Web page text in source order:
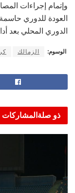
وإتمام إجراءات
العودة للدوري
الدوري المحلي بعد
الوسوم: الزمالك
ذو صلةالمشاركات